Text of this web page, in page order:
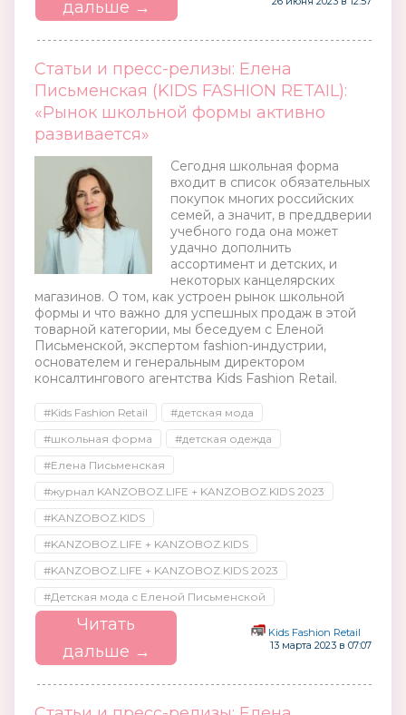
дальше →
Статьи и пресс-релизы: Елена
Письменская (KIDS FASHION RETAIL):
«Рынок школьной формы активно
развивается»
Сегодня школьная форма
входит в список обязательных
покупок многих российских
семей, а значит, в преддверии
учебного года она может
удачно дополнить
ассортимент и детских, и
некоторых канцелярских
магазинов. О том, как устроен рынок школьной
формы и что важно для успешных продаж в этой
товарной категории, мы беседуем с Еленой
Письменской, экспертом fashion-индустрии,
основателем и генеральным директором
консалтингового агентства Kids Fashion Retail.
#Kids Fashion Retail
#детская мода
#школьная форма
#детская одежда
#Елена Письменская
#журнал KANZOBOZ.LIFE + KANZOBOZ.KIDS 2023
#KANZOBOZ.KIDS
#KANZOBOZ.LIFE + KANZOBOZ.KIDS
#KANZOBOZ.LIFE + KANZOBOZ.KIDS 2023
#Детская мода с Еленой Письменской
Читать
дальше →
Kids Fashion Retail
13 марта 2023 в 07:07